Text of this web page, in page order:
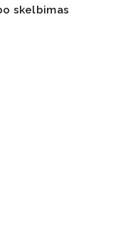
skelbimas